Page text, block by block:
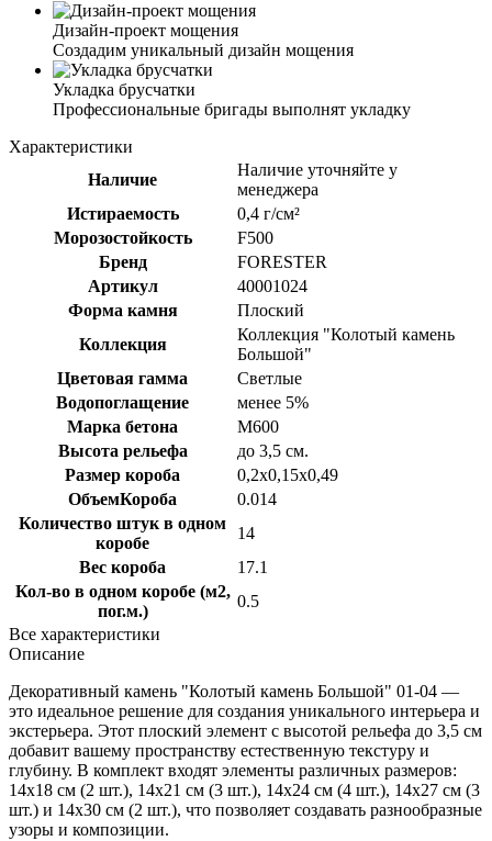
Дизайн-проект мощения
Создадим уникальный дизайн мощения
Укладка брусчатки
Профессиональные бригады выполнят укладку
Характеристики
Наличие
Наличие уточняйте у
менеджера
Истираемость
0,4 г/см²
Морозостойкость
F500
Бренд
FORESTER
Артикул
40001024
Форма камня
Плоский
Коллекция
Коллекция "Колотый камень
Большой"
Цветовая гамма
Светлые
Водопоглащение
менее 5%
Марка бетона
M600
Высота рельефа
до 3,5 см.
Размер короба
0,2х0,15х0,49
ОбъемКороба
0.014
Количество штук в одном
коробе
14
Вес короба
17.1
Кол-во в одном коробе (м2,
пог.м.)
0.5
Все характеристики
Описание
Декоративный камень "Колотый камень Большой" 01-04 —
это идеальное решение для создания уникального интерьера и
экстерьера. Этот плоский элемент с высотой рельефа до 3,5 см
добавит вашему пространству естественную текстуру и
глубину. В комплект входят элементы различных размеров:
14х18 см (2 шт.), 14х21 см (3 шт.), 14х24 см (4 шт.), 14х27 см (3
шт.) и 14х30 см (2 шт.), что позволяет создавать разнообразные
узоры и композиции.